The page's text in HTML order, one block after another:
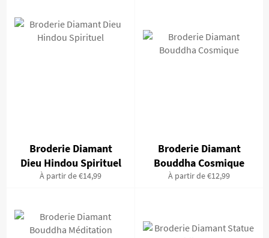
Broderie Diamant
Dieu Hindou Spirituel
À partir de €14,99
Broderie Diamant
Bouddha Cosmique
À partir de €12,99